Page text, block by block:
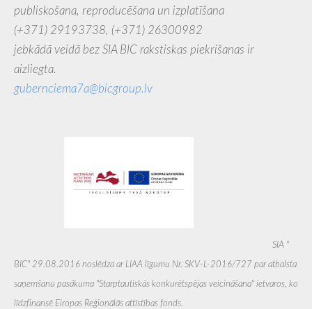
publiskošana, reproducēšana un izplatīšana
(+371) 29193738, (+371) 26300982
jebkādā veidā bez SIA BIC rakstiskas piekrišanas ir
aizliegta.
gubernciema7a@bicgroup.lv
SIA ''
BIC'' 29.08.2016 noslēdza ar LIAA līgumu Nr. SKV-L-2016/727 par atbalsta
saņemšanu pasākuma "Starptautiskās konkurētspējas veicināšana" ietvaros, ko
līdzfinansē Eiropas Reģionālās attīstības fonds.